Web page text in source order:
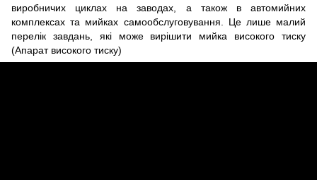
виробничих циклах на заводах, а також в автомийних
комплексах та мийках самообслуговування. Це лише малий
перелік завдань, які може вирішити мийка високого тиску
(Апарат високого тиску)